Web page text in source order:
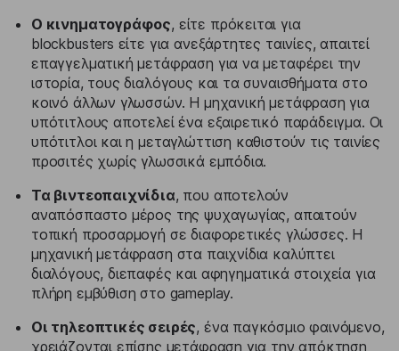
Ο κινηματογράφος, είτε πρόκειται για
blockbusters είτε για ανεξάρτητες ταινίες, απαιτεί
επαγγελματική μετάφραση για να μεταφέρει την
ιστορία, τους διαλόγους και τα συναισθήματα στο
κοινό άλλων γλωσσών. Η μηχανική μετάφραση για
υπότιτλους αποτελεί ένα εξαιρετικό παράδειγμα. Οι
υπότιτλοι και η μεταγλώττιση καθιστούν τις ταινίες
προσιτές χωρίς γλωσσικά εμπόδια.
Τα βιντεοπαιχνίδια, που αποτελούν
αναπόσπαστο μέρος της ψυχαγωγίας, απαιτούν
τοπική προσαρμογή σε διαφορετικές γλώσσες. Η
μηχανική μετάφραση στα παιχνίδια καλύπτει
διαλόγους, διεπαφές και αφηγηματικά στοιχεία για
πλήρη εμβύθιση στο gameplay.
Οι τηλεοπτικές σειρές, ένα παγκόσμιο φαινόμενο,
χρειάζονται επίσης μετάφραση για την απόκτηση